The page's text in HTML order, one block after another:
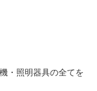
・照明器具の全てを